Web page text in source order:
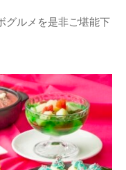
グルメを是非ご堪能下